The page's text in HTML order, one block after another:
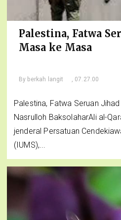
Palestina, Fatwa
Masa ke Masa
By berkah langit , 07.27.00
Palestina, Fatwa Seruan
Nasrulloh BaksolaharAli al-
jenderal Persatuan
(IUMS),...